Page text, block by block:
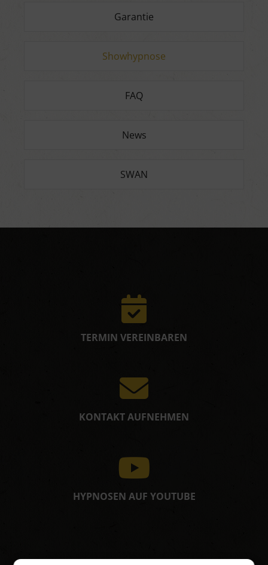
Garantie
Showhypnose
FAQ
News
SWAN
TERMIN VEREINBAREN
KONTAKT AUFNEHMEN
HYPNOSEN AUF YOUTUBE